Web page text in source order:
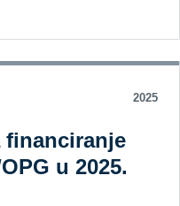
2025
financiranje
u 2025.